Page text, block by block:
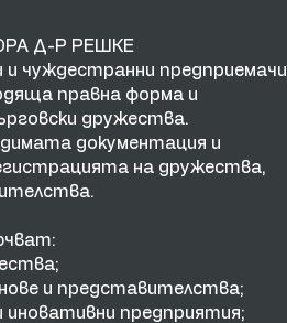
Д-Р РЕШКЕ
и чуждестранни предприемачи
правна форма и
дружества.
документация и
на дружества,
и представителства;
предприятия;